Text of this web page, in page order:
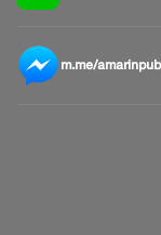
m.me/